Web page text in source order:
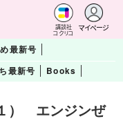
講談社
コクリコ
マイページ
最新号
最新号 Books
） エンジンぜ